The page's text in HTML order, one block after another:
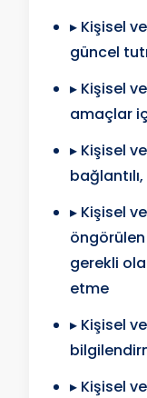
▸ Kişisel
güncel
▸ Kişisel
amaçlar
▸ Kişisel
▸ Kişisel
gerekli
etme
▸ Kişisel
▸ Kişisel